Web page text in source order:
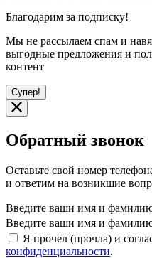
Благодарим за подписку!
Мы не рассылаем спам и
выгодные предложения и
контент
Супер!
Обратный звонок
Оставьте свой номер
и ответим на возникшие
Введите ваши имя и
Введите ваши имя и
Я прочел (прочла) и
конфиденциальности.